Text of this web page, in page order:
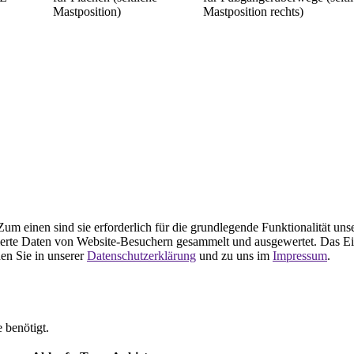
Mastposition)
Mastposition rechts)
einen sind sie erforderlich für die grundlegende Funktionalität
Daten von Website-Besuchern gesammelt und ausgewertet. Das
Sie in unsererDatenschutzerklärung und zu uns im Impressum.
benötigt.